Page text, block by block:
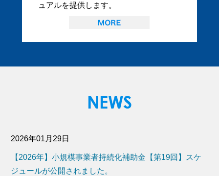
ュアルを提供します。
2026年01月29日
【2026年】小規模事業者持続化補助金【第19回】スケ
ジュールが公開されました。